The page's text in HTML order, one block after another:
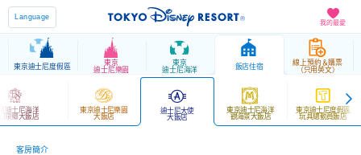
我的最愛
Language
東京迪士尼度假區
東京
迪士尼樂園
東京
迪士尼海洋
飯店住宿
線上預約＆購票
（只用英文）
迪士尼海洋
泉鄉大飯店
東京迪士尼樂園
大飯店
迪士尼大使
大飯店
東京迪士尼海洋
觀海景大飯店
東京迪士尼度假區
玩具總動員飯店
客房簡介